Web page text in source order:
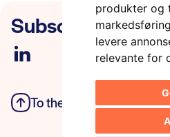
produkter og
levere
relevante for
Subscribe to our
To the top Privacy